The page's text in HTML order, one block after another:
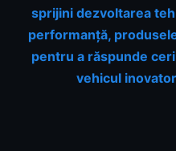
sprijini dezvoltarea
performanță,
pentru a răspunde
vehicul